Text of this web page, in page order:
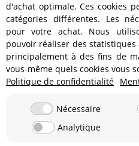
Démarreur complet JMP
pour Yamaha MT WR YZF-R
125 # 2008-2017
75,80 €*
actuellement
d'achat optimale. Ces cookies
catégories différentes. Les
pour votre achat. Nous
pouvoir réaliser des
principalement à des fins de
vous-même quels cookies vous
Politique de confidentialité
Nécessaire
Analytique